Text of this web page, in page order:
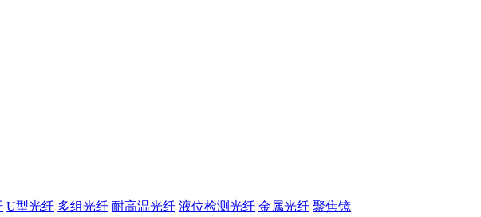
U型光纤 多组光纤 耐高温光纤 液位检测光纤 金属光纤 聚焦镜